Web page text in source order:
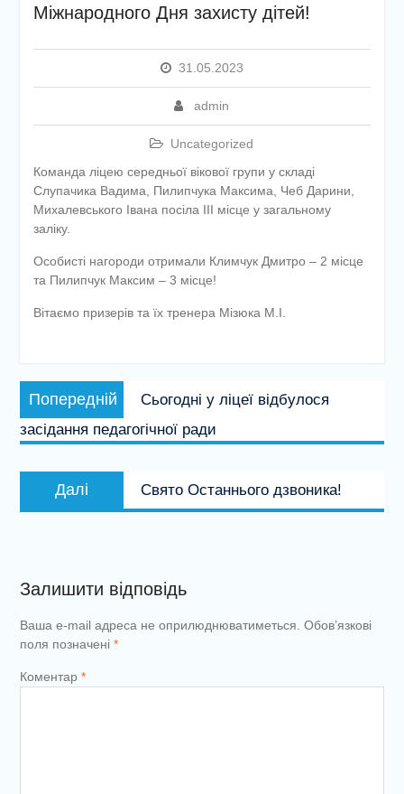
етапу Всеукраїнської
військово-патріотичної гри
«Сокіл» («Джура»)
У закладі освіти
проведено підсумкову
педагогічну раду
Міжнародного Дня захисту дітей!
31.05.2023
admin
Uncategorized
Команда ліцею середньої вікової групи у складі
Слупачика Вадима, Пилипчука Максима, Чеб Дарини,
Михалевського Івана посіла III місце у загальному
заліку.
Особисті нагороди отримали Климчук Дмитро – 2 місце
та Пилипчук Максим – 3 місце!
Вітаємо призерів та їх тренера Мізюка М.І.
Навігація
записів
Попередній
запис:
Сьогодні у ліцеї відбулося
засідання педагогічної ради
Далі
запис:
Свято Останнього дзвоника!
Залишити відповідь
Ваша e-mail адреса не оприлюднюватиметься. Обов’язкові
поля позначені *
Коментар *